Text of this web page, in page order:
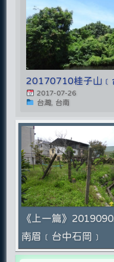
20170710桂子山﹝
2017-07-26
台灣, 台南
《上一篇》
南眉﹝台中石岡﹞